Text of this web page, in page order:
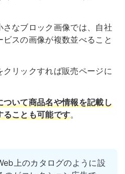
さなブロック画像では、自社
スの画像が複数並べること
リックすれば販売ページに
ついて商品名や情報を記載し
ることも可能です。
上のカタログのように設